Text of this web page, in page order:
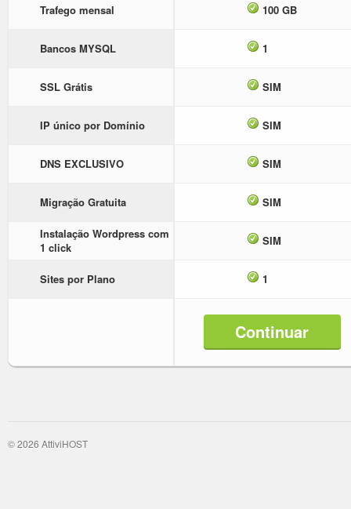
Trafego mensal 100 GB
Bancos MYSQL 1
SSL Grátis SIM
IP único por Domínio SIM
DNS EXCLUSIVO SIM
Migração Gratuita SIM
Instalação Wordpress com
1 click
SIM
Sites por Plano 1
Continuar
© 2026 AttiviHOST